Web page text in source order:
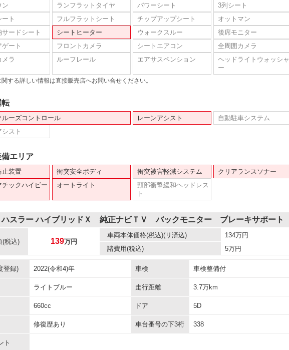
ン
ランフラットタイヤ パワーシート
3列シート
ト
フルフラットシート チップアップシート
オットマン
サードシート
シートヒーター ウォークスルー
後席モニター
ート
フロントカメラ シートエアコン
全周囲カメラ
メラ
ルーフレール エアサスペンション
ヘッドライトウォッシャ
ー
する詳しい情報は直接販売店へお問い合せください。
転
ルーズコントロール レーンアシスト
自動駐車システム
スト
エリア
止装置 衝突安全ボディ 衝突被害軽減システム
クリアランスソナー
チックハイビー
オートライト
頸部衝撃緩和ヘッドレス
ト
ハスラー ハイブリッドＸ 純正ナビＴＶ バックモニター ブレーキサポート
(税込) 139万円
車両本体価格(税込)(リ済込) 134万円
諸費用(税込) 5万円
登録) 2022(令和4)年 車検 車検整備付
ライトブルー 走行距離 3.7万km
660cc ドア 5D
修復歴あり 車台番号の下3桁 338
ト